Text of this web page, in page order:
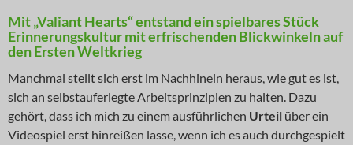
Mit „Valiant Hearts“ entstand ein spielbares Stück
Erinnerungskultur mit erfrischenden Blickwinkeln auf
den Ersten Weltkrieg
Manchmal stellt sich erst im Nachhinein heraus, wie gut es ist,
sich an selbstauferlegte Arbeitsprinzipien zu halten. Dazu
gehört, dass ich mich zu einem ausführlichen Urteil über ein
Videospiel erst hinreißen lasse, wenn ich es auch durchgespielt